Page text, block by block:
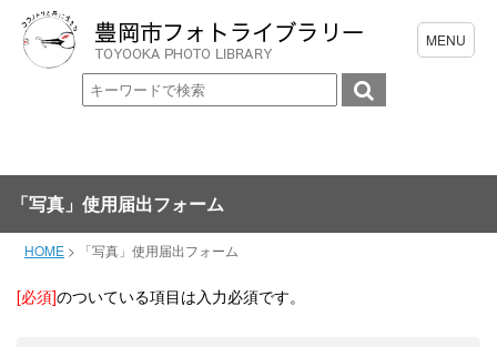
「写真」使用届出フォーム
HOME > 「写真」使用届出フォーム
[必須]のついている項目は入力必須です。